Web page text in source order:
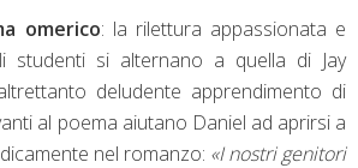
omerico: la rilettura appassionata e
si alternano a quella di Jay
deludente apprendimento di
al poema aiutano Daniel ad aprirsi a
nel romanzo: «I nostri genitori